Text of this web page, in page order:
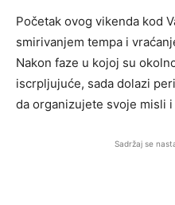
Početak ovog vikenda kod
smirivanjem tempa i
Nakon faze u kojoj su
iscrpljujuće, sada dolazi
da organizujete svoje misli
Sadržaj se